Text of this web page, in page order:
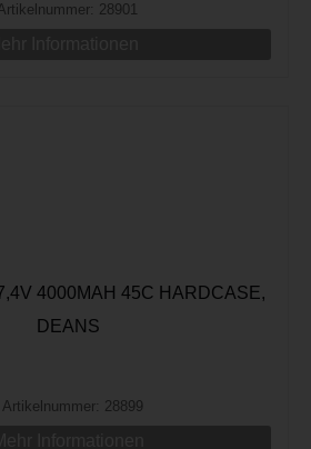
28901
4000MAH 45C HARDCASE,
DEANS
Artikelnummer: 28899